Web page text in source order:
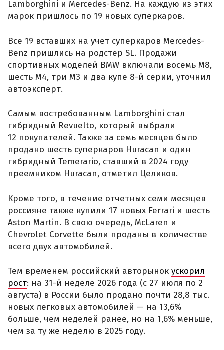
Lamborghini и Mercedes-Benz. На каждую из этих
марок пришлось по 19 новых суперкаров.
Все 19 вставших на учет суперкаров Mercedes-
Benz пришлись на родстер SL. Продажи
спортивных моделей BMW включали восемь M8,
шесть M4, три M3 и два купе 8-й серии, уточнил
автоэксперт.
Самым востребованным Lamborghini стал
гибридный Revuelto, который выбрали
12 покупателей. Также за семь месяцев было
продано шесть суперкаров Huracan и один
гибридный Temerario, ставший в 2024 году
преемником Huracan, отметил Целиков.
Кроме того, в течение отчетных семи месяцев
россияне также купили 17 новых Ferrari и шесть
Aston Martin. В свою очередь, McLaren и
Chevrolet Corvette были проданы в количестве
всего двух автомобилей.
Тем временем российский авторынок ускорил
рост: на 31-й неделе 2026 года (с 27 июля по 2
августа) в России было продано почти 28,8 тыс.
новых легковых автомобилей — на 13,6%
больше, чем неделей ранее, но на 1,6% меньше,
чем за ту же неделю в 2025 году.